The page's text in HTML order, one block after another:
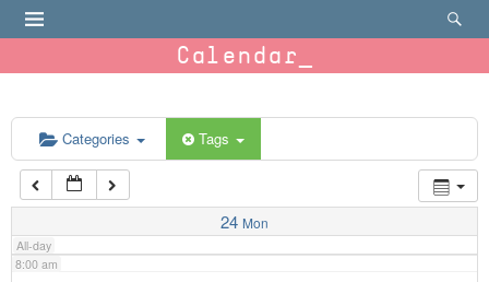
Calendar
Categories Tags
24 Mon
All-day
6:00 am
7:00 am
8:00 am